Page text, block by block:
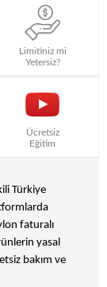
Limitiniz mi
Yetersiz?
Ücretsiz
Eğitim
Türkiye
faturalı
yasal
bakım ve